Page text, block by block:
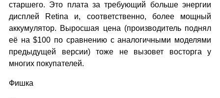
старшего. Это плата за требующий больше энергии
дисплей Retina и, соответственно, более мощный
аккумулятор. Выросшая цена (производитель поднял
её на $100 по сравнению с аналогичными моделями
предыдущей версии) тоже не вызовет восторга у
многих покупателей.
Фишка